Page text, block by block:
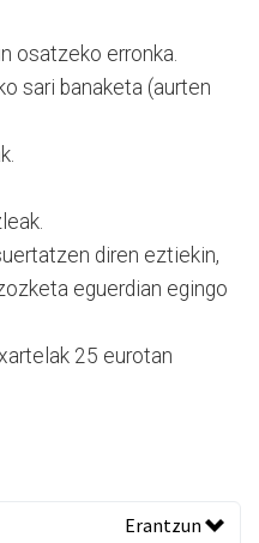
osatzeko erronka.
sari banaketa (aurten
diren eztiekin,
eguerdian egingo
25 eurotan
Erantzun